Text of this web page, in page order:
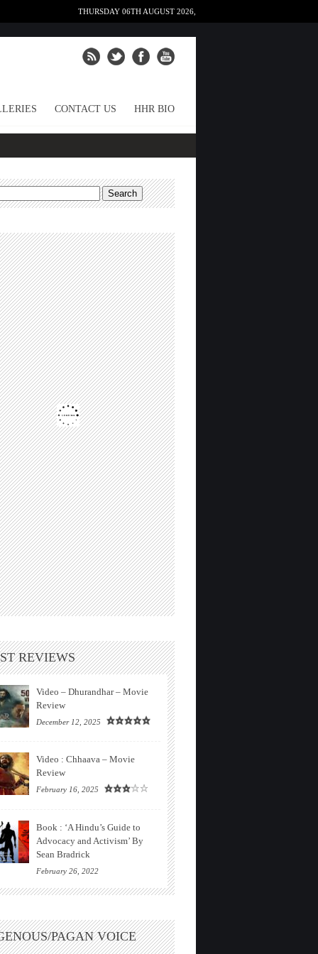
THURSDAY 06TH AUGUST 2026,
CONTACT US HHR BIO
REVIEWS
Video – Dhurandhar – Movie
Review
December 12, 2025
Video : Chhaava – Movie
Review
February 16, 2025
Book : ‘A Hindu’s Guide to
Advocacy and Activism’ By
Sean Bradrick
February 26, 2022
PAGAN VOICE